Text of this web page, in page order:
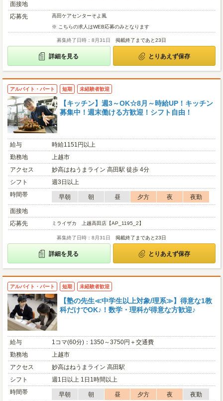
面接地
応募先
高田ケアセンターそよ風
※ こちらの求人はWEB応募のみとなります
募集終了日時：8月31日 掲載終了まであと23日
詳細を見る とりあえず保存
アルバイト・パート 短期 未経験者歓迎
【キッチン】週3～OK☆8月～時給UP！キッチン
募集中！週末働ける方歓迎！シフト自由！
給与
時給1151円以上
勤務地
上越市
アクセス
妙高はねうまライン 高田駅 徒歩 4分
シフト
週3日以上
時間帯
早朝 朝 昼 夕方 夜
夜勤
面接地
応募先
ミライザカ 上越高田店【AP_1195_2】
募集終了日時：8月31日 掲載終了まであと23日
詳細を見る とりあえず保存
アルバイト・パート 短期 未経験者歓迎
【塾の先生≪中学生以上対象/理系≫】得意な1教
科だけでOK♪！数学・理科が得意な方歓迎♪
給与
1コマ(60分)：1350～3750円＋交通費
勤務地
上越市
アクセス
妙高はねうまライン 高田駅
シフト
週1日以上 1日1時間以上
時間帯
早朝 朝 昼 夕方 夜
夜勤